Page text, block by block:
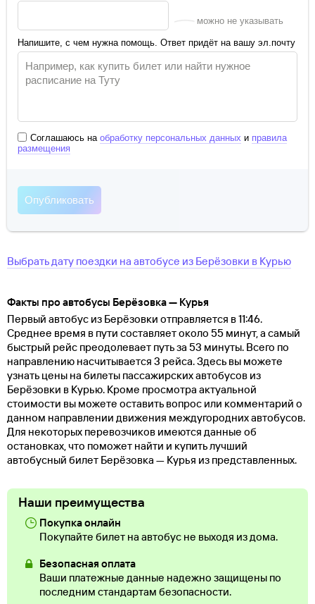
можно не указывать
Напишите, с чем нужна помощь. Ответ придёт на вашу эл.почту
Соглашаюсь на обработку персональных данных и правила
размещения
Выбрать дату поездки на автобусе из Берёзовки в Курью
Факты про автобусы Берёзовка — Курья
Первый автобус из Берёзовки отправляется в 11:46.
Среднее время в пути составляет около 55 минут, а самый
быстрый рейс преодолевает путь за 53 минуты. Всего по
направлению насчитывается 3 рейса. Здесь вы можете
узнать цены на билеты пассажирских автобусов из
Берёзовки в Курью. Кроме просмотра актуальной
стоимости вы можете оставить вопрос или комментарий о
данном направлении движения междугородних автобусов.
Для некоторых перевозчиков имеются данные об
остановках, что поможет найти и купить лучший
автобусный билет Берёзовка — Курья из представленных.
Наши преимущества
Покупка онлайн
Покупайте билет на автобус не выходя из дома.
Безопасная оплата
Ваши платежные данные надежно защищены по
последним стандартам безопасности.